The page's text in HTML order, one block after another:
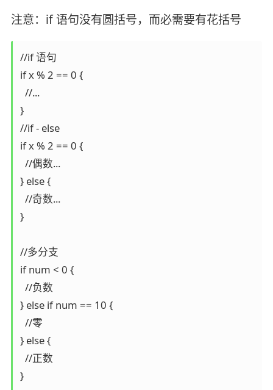
注意：if 语句没有圆括号，而必需要有花括号
//if 语句
if x % 2 == 0 {
  //...
}
//if - else
if x % 2 == 0 {
  //偶数...
} else {
  //奇数...
}
//多分支
if num < 0 {
  //负数
} else if num == 10 {
  //零
} else {
  //正数
}